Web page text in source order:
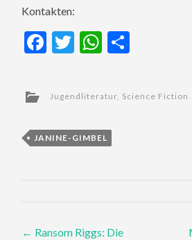
Kontakten:
Facebook
TwitterWhatsApp
Jugendliteratur, Science Fiction
JANINE-GIMBEL
Post
← Ransom Riggs: Die